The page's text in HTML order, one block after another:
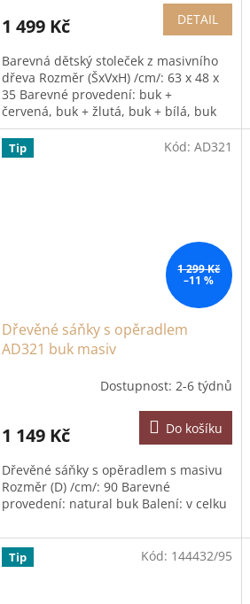
1 499 Kč DETAIL
Barevná dětský stoleček z masivního
dřeva Rozměr (ŠxVxH) /cm/: 63 x 48 x
35 Barevné provedení: buk +
červená, buk + žlutá, buk + bílá, buk
+ ...
Tip
1 299 Kč
–11 %
Dřevěné sáňky s opěradlem
AD321 buk masiv
Dostupnost: 2-6 týdnů
1 149 Kč Do košíku
Dřevěné sáňky s opěradlem s masivu
Rozměr (D) /cm/: 90 Barevné
provedení: natural buk Balení: v celku
Kód: AD321
Tip Kód: 144432/95